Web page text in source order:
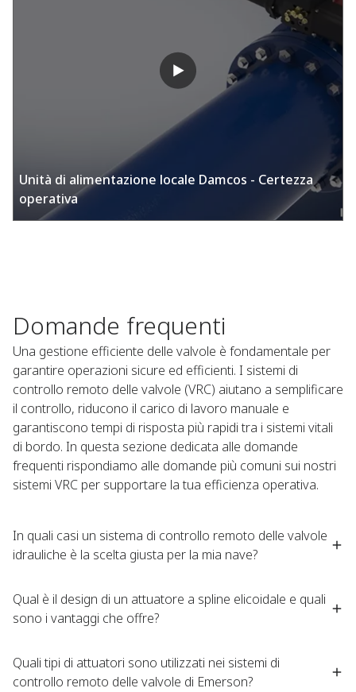
Unità di alimentazione locale Damcos - Certezza
operativa​
Domande frequenti​
Una gestione efficiente delle valvole è fondamentale per
garantire operazioni sicure ed efficienti. I sistemi di
controllo remoto delle valvole (VRC) aiutano a semplificare
il controllo, riducono il carico di lavoro manuale e
garantiscono tempi di risposta più rapidi tra i sistemi vitali
di bordo. In questa sezione dedicata alle domande
frequenti rispondiamo alle domande più comuni sui nostri
sistemi VRC per supportare la tua efficienza operativa.​
In quali casi un sistema di controllo remoto delle valvole
idrauliche è la scelta giusta per la mia nave?​
Qual è il design di un attuatore a spline elicoidale e quali
sono i vantaggi che offre?​
Quali tipi di attuatori sono utilizzati nei sistemi di
controllo remoto delle valvole di Emerson?​